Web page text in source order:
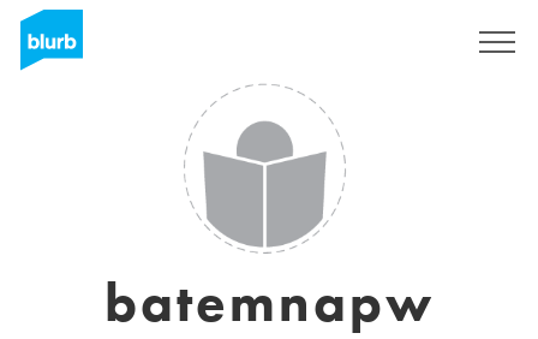
batemnapw